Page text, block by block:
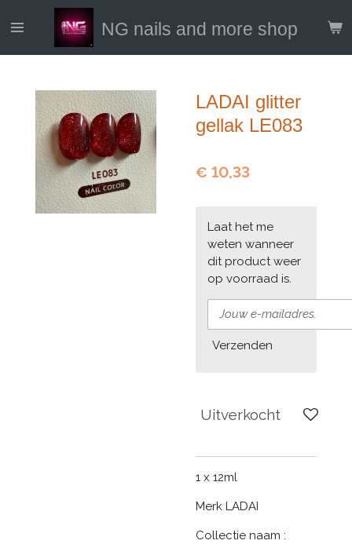
direct
NG nails and more shop
LADAI glitter
gellak LE083
€ 10,33
Laat het me
weten wanneer
dit product weer
op voorraad is.
Verzenden
Uitverkocht
1 x 12ml
Merk LADAI
Collectie naam :